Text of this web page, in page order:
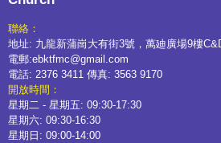
聯絡：
地址: 九龍新蒲崗大有街3號，萬廸廣場9樓
電郵:ebktfmc@gmail.com
電話: 2376 3411 傳真: 3563 9170
開放時間：
星期二 - 星期五: 09:30-17:30
星期六: 09:30-16:30
星期日: 09:00-14:00